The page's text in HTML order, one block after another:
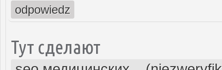
odpowiedz
Тут сделают